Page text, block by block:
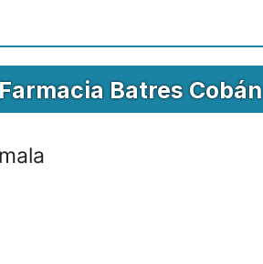
Farmacia Batres Cobán